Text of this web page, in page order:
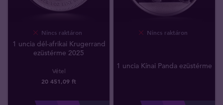
Nincs raktáron
1 uncia dél-afrikai Krugerrand
ezüstérme 2025
Vétel
20 451,09 ft
Nincs raktáron
1 uncia Kínai Panda ezüstérme